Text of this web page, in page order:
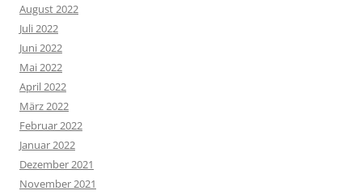
August 2022
Juli 2022
Juni 2022
Mai 2022
April 2022
März 2022
Februar 2022
Januar 2022
Dezember 2021
November 2021